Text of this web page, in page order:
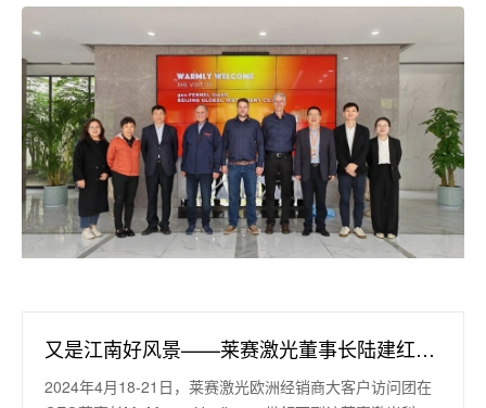
又是江南好风景——莱赛激光董事长陆建红接待欧洲经销商大客户GEO访问团
2024年4月18-21日，莱赛激光欧洲经销商大客户访问团在